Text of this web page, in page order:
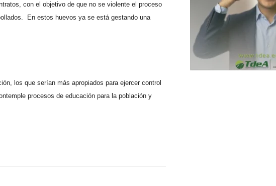
con el objetivo de que no se violente el proceso
En estos huevos ya se está gestando una
los que serían más apropiados para ejercer control
procesos de educación para la población y